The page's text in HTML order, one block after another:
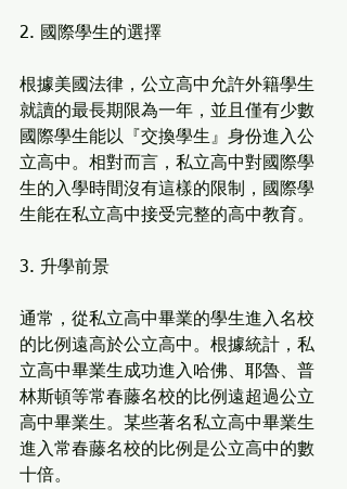
2. 國際學生的選擇
根據美國法律，公立高中允許外籍學生
就讀的最長期限為一年，並且僅有少數
國際學生能以『交換學生』身份進入公
立高中。相對而言，私立高中對國際學
生的入學時間沒有這樣的限制，國際學
生能在私立高中接受完整的高中教育。
3. 升學前景
通常，從私立高中畢業的學生進入名校
的比例遠高於公立高中。根據統計，私
立高中畢業生成功進入哈佛、耶魯、普
林斯頓等常春藤名校的比例遠超過公立
高中畢業生。某些著名私立高中畢業生
進入常春藤名校的比例是公立高中的數
十倍。